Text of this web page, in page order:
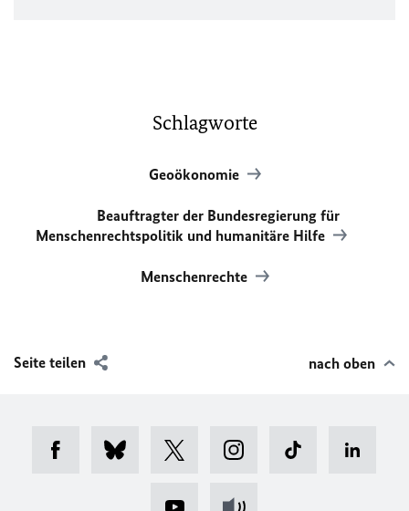
Schlagworte
Geoökonomie
Beauftragter der Bundesregierung für
Menschenrechtspolitik und humanitäre Hilfe
Menschenrechte
Seite teilen nach oben